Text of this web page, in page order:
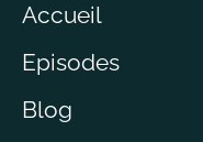
Accueil
Episodes
Blog